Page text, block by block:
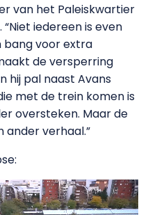
van het Paleiskwartier
iedereen is even
bang voor extra
de versperring
hij pal naast Avans
met de trein komen is
oversteken. Maar de
ander verhaal.”